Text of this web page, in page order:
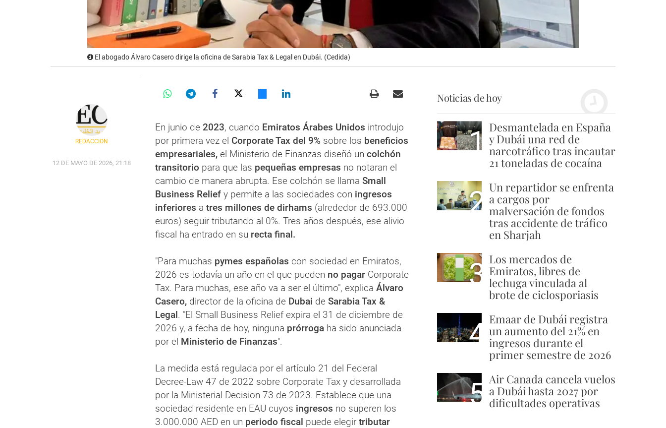
El abogado Álvaro Casero dirige la oficina de Sarabia Tax & Legal en Dubái. (Cedida)
REDACCIÓN
12 DE MAYO DE 2026, 21:18
En junio de 2023, cuando Emiratos Árabes Unidos introdujo
por primera vez el Corporate Tax del 9% sobre los beneficios
empresariales, el Ministerio de Finanzas diseñó un colchón
transitorio para que las pequeñas empresas no notaran el
cambio de manera abrupta. Ese colchón se llama Small
Business Relief y permite a las sociedades con ingresos
inferiores a tres millones de dirhams (alrededor de 693.000
euros) seguir tributando al 0%. Tres años después, ese alivio
fiscal ha entrado en su recta final.
"Para muchas pymes españolas con sociedad en Emiratos,
2026 es todavía un año en el que pueden no pagar Corporate
Tax. Para muchas, ese año va a ser el último", explica Álvaro
Casero, director de la oficina de Dubai de Sarabia Tax &
Legal. "El Small Business Relief expira el 31 de diciembre de
2026 y, a fecha de hoy, ninguna prórroga ha sido anunciada
por el Ministerio de Finanzas".
La medida está regulada por el artículo 21 del Federal
Decree-Law 47 de 2022 sobre Corporate Tax y desarrollada
por la Ministerial Decision 73 de 2023. Establece que una
sociedad residente en EAU cuyos ingresos no superen los
3.000.000 AED en un periodo fiscal puede elegir tributar
Noticias de hoy
1 Desmantelada en España
y Dubái una red de
narcotráfico tras incautar
21 toneladas de cocaína
2 Un repartidor se enfrenta
a cargos por
malversación de fondos
tras accidente de tráfico
en Sharjah
3 Los mercados de
Emiratos, libres de
lechuga vinculada al
brote de ciclosporiasis
4 Emaar de Dubái registra
un aumento del 21% en
ingresos durante el
primer semestre de 2026
5 Air Canada cancela vuelos
a Dubái hasta 2027 por
dificultades operativas